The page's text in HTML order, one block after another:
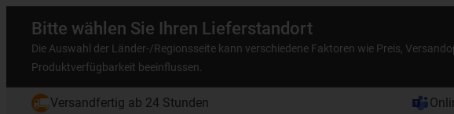
Bitte wählen Sie Ihren Lieferstandort
Die Auswahl der Länder-/Regionsseite kann verschiedene Faktoren wie Preis,
Produktverfügbarkeit beeinflussen.
Versandfertig ab 24 Stunden